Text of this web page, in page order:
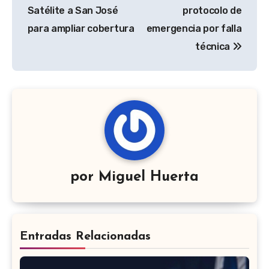
Satélite a San José
para ampliar cobertura
protocolo de
emergencia por falla
técnica
por Miguel Huerta
Entradas Relacionadas